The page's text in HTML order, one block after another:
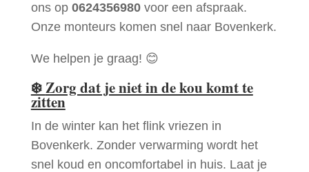
ons op 0624356980voor een afspraak.
Onze monteurs komen snel naar Bovenkerk.
We helpen je graag! 😊
❄️Zorg dat je niet in de kou komt te
zitten
In de winter kan het flink vriezen in
Bovenkerk. Zonder verwarming wordt het
snel koud en oncomfortabel in huis. Laat je